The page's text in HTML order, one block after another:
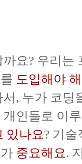
까요? 우리는
도입해야
서, 누가 코딩
개인들로 이
있나요? 기
중요해요.